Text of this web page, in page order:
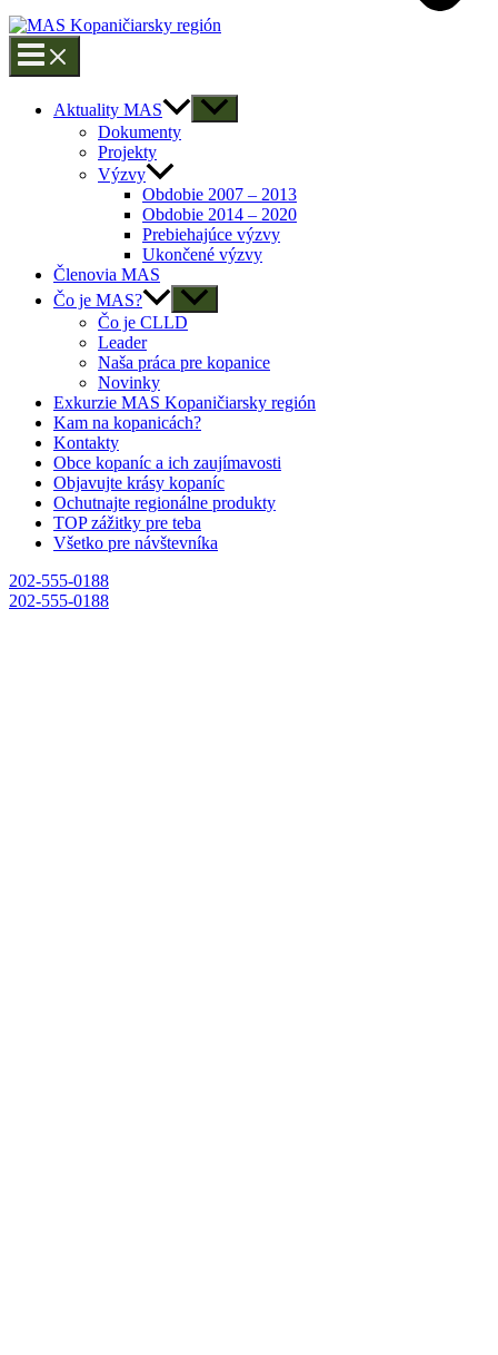
Aktuality MAS
Dokumenty
Projekty
Výzvy
Obdobie 2007 – 2013
Obdobie 2014 – 2020
Prebiehajúce výzvy
Ukončené výzvy
Členovia MAS
Čo je MAS?
Čo je CLLD
Leader
Naša práca pre kopanice
Novinky
Exkurzie MAS Kopaničiarsky región
Kam na kopanicách?
Kontakty
Obce kopaníc a ich zaujímavosti
Objavujte krásy kopaníc
Ochutnajte regionálne produkty
TOP zážitky pre teba
Všetko pre návštevníka
202-555-0188
202-555-0188